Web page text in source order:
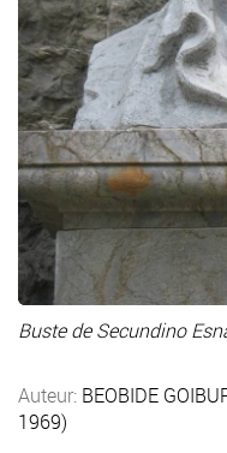
Buste de Secundino
Auteur: BEOBIDE
1969)